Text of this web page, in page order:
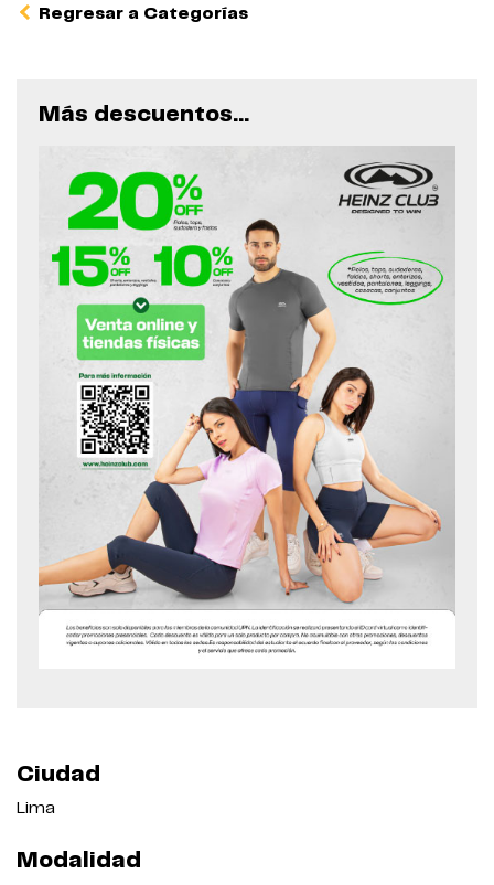
Regresar a Categorías
Más descuentos...
Ciudad
Lima
Modalidad